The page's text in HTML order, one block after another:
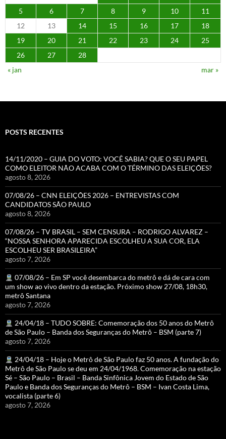
5
6 7 8 9 10
11
12
13 14 15 16 17
18
19
20 21 22 23 24
25
26
27
28
« jan
mar »
POSTS RECENTES
14/11/2020 – GUIA DO VOTO: VOCÊ SABIA? QUE O SEU PAPEL
COMO ELEITOR NÃO ACABA COM O TÉRMINO DAS ELEIÇÕES?
agosto 8, 2026
07/08/26 – CNN ELEIÇÕES 2026 – ENTREVISTAS COM
CANDIDATOS SÃO PAULO
agosto 8, 2026
07/08/26 – TV BRASIL – SEM CENSURA – RODRIGO ALVAREZ –
“NOSSA SENHORA APARECIDA ESCOLHEU A SUA COR, ELA
ESCOLHEU SER BRASILEIRA”
agosto 7, 2026
07/08/26 – Em SP você desembarca do metrô e dá de cara com
um show ao vivo dentro da estação. Próximo show 27/08, 18h30,
metrô Santana
agosto 7, 2026
24/04/18 – TUDO SOBRE: Comemoração dos 50 anos do Metrô
de São Paulo – Banda dos Seguranças do Metrô – BSM (parte 7)
agosto 7, 2026
24/04/18 – Hoje o Metrô de São Paulo faz 50 anos. A fundação do
Metrô de São Paulo se deu em 24/04/1968. Comemoração na estação
Sé – São Paulo – Brasil – Banda Sinfônica Jovem do Estado de São
Paulo e Banda dos Seguranças do Metrô – BSM – Ivan Costa Lima,
vocalista (parte 6)
agosto 7, 2026